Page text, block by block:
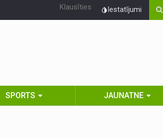
Klausīties Iestatījumi
SPORTS JAUNATNE